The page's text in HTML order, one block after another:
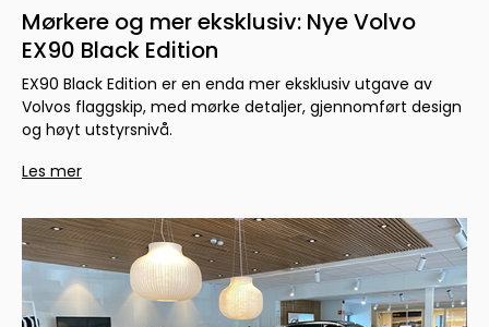
Mørkere og mer eksklusiv: Nye Volvo
EX90 Black Edition
EX90 Black Edition er en enda mer eksklusiv utgave av
Volvos flaggskip, med mørke detaljer, gjennomført design
og høyt utstyrsnivå.
Les mer